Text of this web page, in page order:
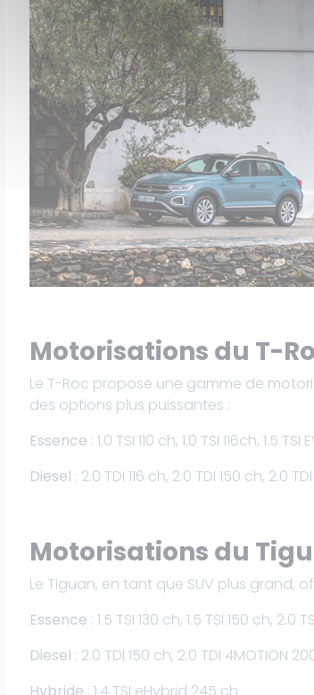
Motorisations du T-
Le T-Roc propose une gamme de
des options plus puissantes :
Essence : 1.0 TSI 110 ch, 1.0 TSI 116ch, 1.5
Diesel : 2.0 TDI 116 ch, 2.0 TDI 150 ch, 2.0
Motorisations du
Le Tiguan, en tant que SUV plus grand,
Essence : 1.5 TSI 130 ch, 1.5 TSI 150 ch, 2.0
Diesel : 2.0 TDI 150 ch, 2.0 TDI 4MOTION